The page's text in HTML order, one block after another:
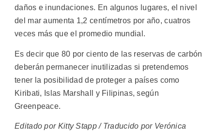
daños e inundaciones. En algunos lugares, el nivel
del mar aumenta 1,2 centímetros por año, cuatros
veces más que el promedio mundial.
Es decir que 80 por ciento de las reservas de carbón
deberán permanecer inutilizadas si pretendemos
tener la posibilidad de proteger a países como
Kiribati, Islas Marshall y Filipinas, según
Greenpeace.
Editado por Kitty Stapp / Traducido por Verónica